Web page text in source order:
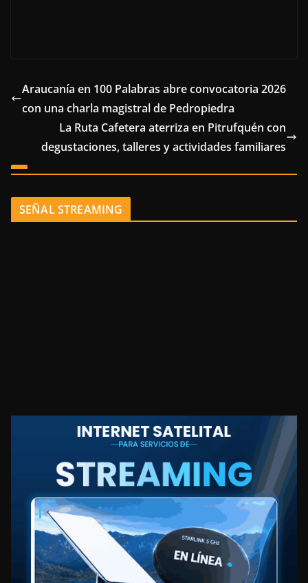
Araucanía en 100 Palabras abre convocatoria 2026
con una charla magistral de Pedropiedra
La Ruta Cafetera aterriza en Pitrufquén con
degustaciones, talleres y actividades familiares
SEÑAL STREAMING